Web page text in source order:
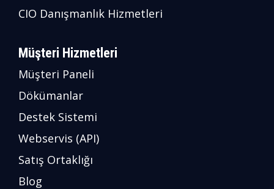
CIO Danışmanlık Hizmetleri
Müşteri Hizmetleri
Müşteri Paneli
Dökümanlar
Destek Sistemi
Webservis (API)
Satış Ortaklığı
Blog